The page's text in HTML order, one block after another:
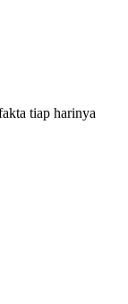
tiap harinya